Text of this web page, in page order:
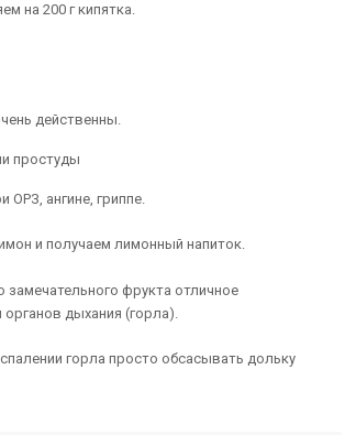
на 200 г кипятка.
действенны.
простуды
ОРЗ, ангине, гриппе.
и получаем лимонный напиток.
фрукта отличное
дыхания (горла).
горла просто обсасывать дольку